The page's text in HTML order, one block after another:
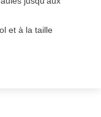
et à la taille